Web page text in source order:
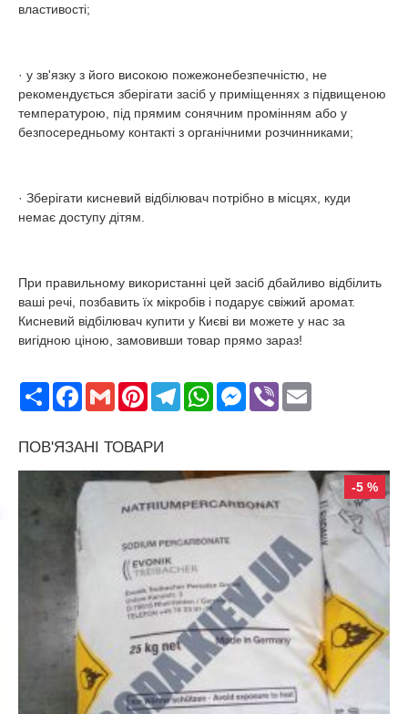
властивості;
· у зв'язку з його високою пожежонебезпечністю, не
рекомендується зберігати засіб у приміщеннях з підвищеною
температурою, під прямим сонячним промінням або у
безпосередньому контакті з органічними розчинниками;
· Зберігати кисневий відбілювач потрібно в місцях, куди
немає доступу дітям.
При правильному використанні цей засіб дбайливо відбілить
ваші речі, позбавить їх мікробів і подарує свіжий аромат.
Кисневий відбілювач купити у Києві ви можете у нас за
вигідною ціною, замовивши товар прямо зараз!
ПоширитиFacebook
Gmail PinterestTelegramWhatsAppMessenger
Viber
ПОВ'ЯЗАНІ ТОВАРИ
-5 %